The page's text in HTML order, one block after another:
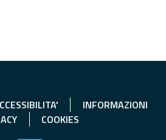
INFORMAZIONI
COOKIES